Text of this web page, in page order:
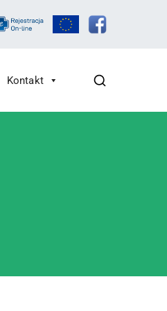
Kontakt